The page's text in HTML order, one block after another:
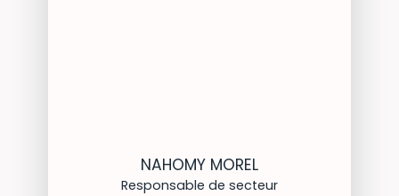
NAHOMY MOREL
Responsable de secteur